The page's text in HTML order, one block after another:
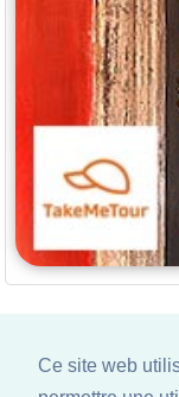
Ce site web